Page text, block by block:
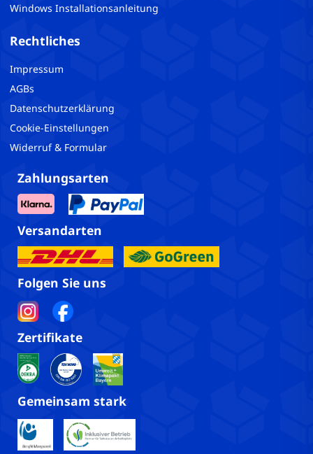
Windows Installationsanleitung
Rechtliches
Impressum
AGBs
Datenschutzerklärung
Cookie-Einstellungen
Widerruf & Formular
Zahlungsarten
Versandarten
Folgen Sie uns
Zertifikate
Gemeinsam stark